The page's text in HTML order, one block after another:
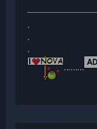
.
.
.
.........